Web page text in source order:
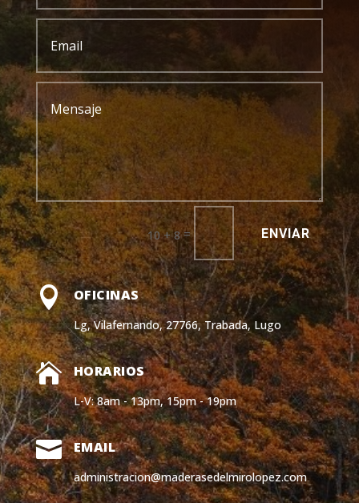
10 + 8= ENVIAR
 OFICINAS
Lg, Vilafernando, 27766, Trabada, Lugo
 HORARIOS
L-V: 8am - 13pm, 15pm - 19pm
 EMAIL
administracion@maderasedelmirolopez.com